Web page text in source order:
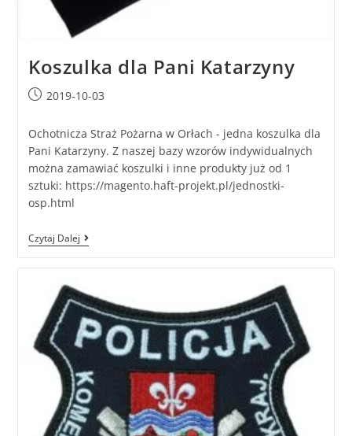
Koszulka dla Pani Katarzyny
2019-10-03
Ochotnicza Straż Pożarna w Orłach - jedna koszulka dla
Pani Katarzyny. Z naszej bazy wzorów indywidualnych
można zamawiać koszulki i inne produkty już od 1
sztuki: https://magento.haft-projekt.pl/jednostki-
osp.html
Czytaj Dalej